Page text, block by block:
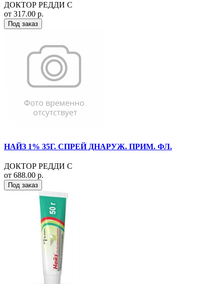
ДОКТОР РЕДДИ С
от 317.00 р.
Под заказ
НАЙЗ 1% 35Г. СПРЕЙ ДНАРУЖ. ПРИМ. ФЛ.
ДОКТОР РЕДДИ С
от 688.00 р.
Под заказ